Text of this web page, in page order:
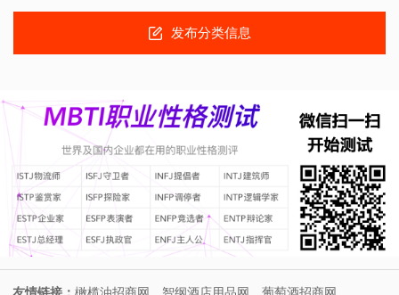
发布分类信息
友情链接： 橄榄油招商网 智纲酒店用品网 葡萄酒招商网